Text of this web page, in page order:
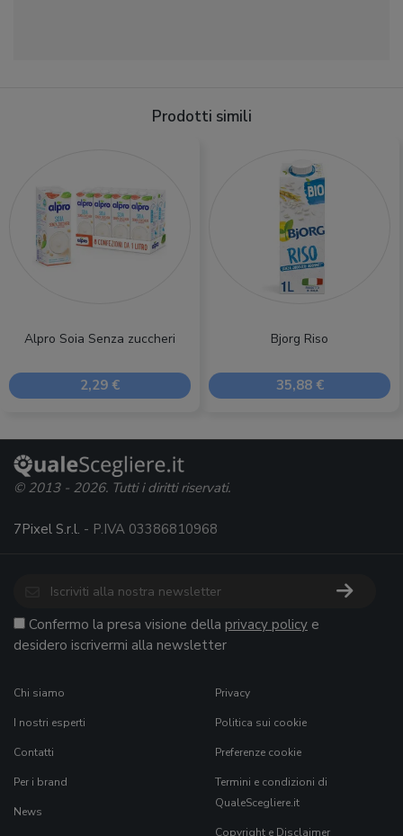
Prodotti simili
Alpro Soia Senza zuccheri
2,29 €
Bjorg Riso
35,88 €
© 2013 - 2026. Tutti i diritti riservati.
7Pixel S.r.l. - P.IVA 03386810968
Confermo la presa visione della privacy policy e
desidero iscrivermi alla newsletter
Chi siamo
I nostri esperti
Contatti
Per i brand
News
Privacy
Politica sui cookie
Preferenze cookie
Termini e condizioni di
QualeScegliere.it
Copyright e Disclaimer